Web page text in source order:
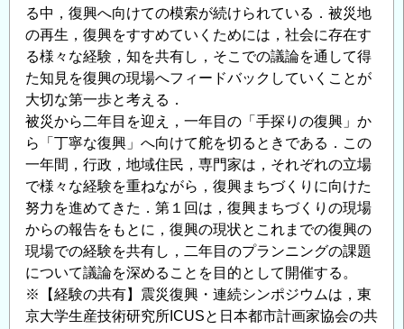
る中，復興へ向けての模索が続けられている．被災地
の再生，復興をすすめていくためには，社会に存在す
る様々な経験，知を共有し，そこでの議論を通して得
た知見を復興の現場へフィードバックしていくことが
大切な第一歩と考える．
被災から二年目を迎え，一年目の「手探りの復興」か
ら「丁寧な復興」へ向けて舵を切るときである．この
一年間，行政，地域住民，専門家は，それぞれの立場
で様々な経験を重ねながら，復興まちづくりに向けた
努力を進めてきた．第１回は，復興まちづくりの現場
からの報告をもとに，復興の現状とこれまでの復興の
現場での経験を共有し，二年目のプランニングの課題
について議論を深めることを目的として開催する。
※【経験の共有】震災復興・連続シンポジウムは，東
京大学生産技術研究所ICUSと日本都市計画家協会の共